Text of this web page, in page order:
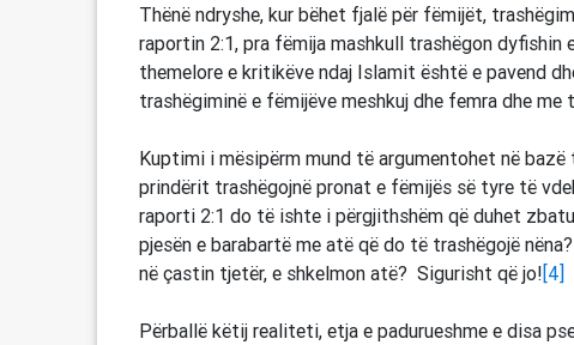
Thënë ndryshe, kur bëhet fjalë për fëmijët,
raportin 2:1, pra fëmija mashkull trashëgon
themelore e kritikëve ndaj Islamit është e pavend
trashëgiminë e fëmijëve meshkuj dhe femra dhe
Kuptimi i mësipërm mund të argumentohet në
prindërit trashëgojnë pronat e fëmijës së tyre të
raporti 2:1 do të ishte i përgjithshëm që duhet
pjesën e barabartë me atë që do të trashëgojë
në çastin tjetër, e shkelmon atë? Sigurisht që jo![4]
Përballë këtij realiteti, etja e padurueshme e disa